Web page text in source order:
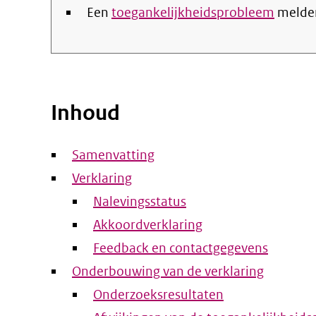
Een toegankelijkheidsprobleem
Inhoud
Samenvatting
Verklaring
Nalevingsstatus
Akkoordverklaring
Feedback en contactgegevens
Onderbouwing van de verklaring
Onderzoeksresultaten